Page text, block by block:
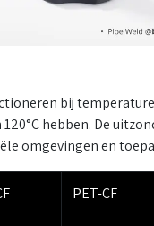
bij
hebben. De
omgevingen en
PET-CF